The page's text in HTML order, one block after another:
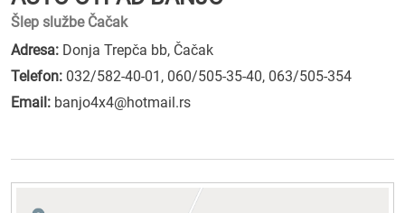
Šlep službe Čačak
Adresa: Donja Trepča bb, Čačak
Telefon: 032/582-40-01 , 060/505-35-40, 063/505-354
Email: banjo4x4@hotmail.rs